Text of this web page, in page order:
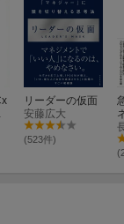
リーダーの仮面
安藤広大
(523件)